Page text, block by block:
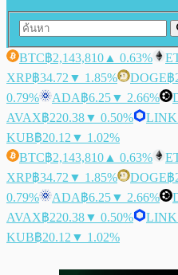
BTC฿2,143,810 ▲ 0.63%
XRP฿34.72 ▼ 1.85% DOGE฿
0.79%
ADA฿6.25▼ 2.66%
AVAX฿220.38▼ 0.50% LINK
KUB฿20.12 ▼ 1.02%
BTC฿2,143,810 ▲ 0.63%
XRP฿34.72 ▼ 1.85% DOGE฿
0.79%
ADA฿6.25▼ 2.66%
AVAX฿220.38▼ 0.50% LINK
KUB฿20.12 ▼ 1.02%